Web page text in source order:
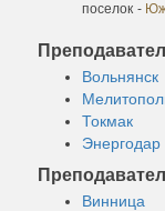
поселок -
Вольнянск
Токмак
Энергодар
Винница